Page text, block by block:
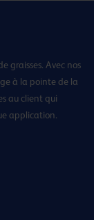
graisses. Avec nos
à la pointe de la
au client qui
application.